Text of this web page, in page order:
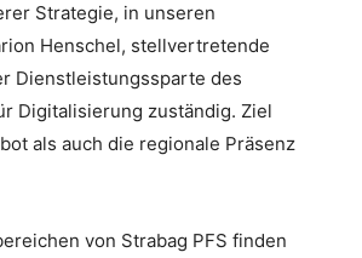
Strategie, in unseren
Henschel, stellvertretende
Dienstleistungssparte des
Digitalisierung zuständig. Ziel
als auch die regionale Präsenz
von Strabag PFS finden